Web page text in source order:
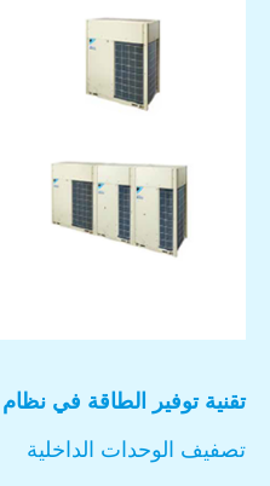
تقنية توفير الطاقة في نظام VRV
تصفيف الوحدات الداخلية